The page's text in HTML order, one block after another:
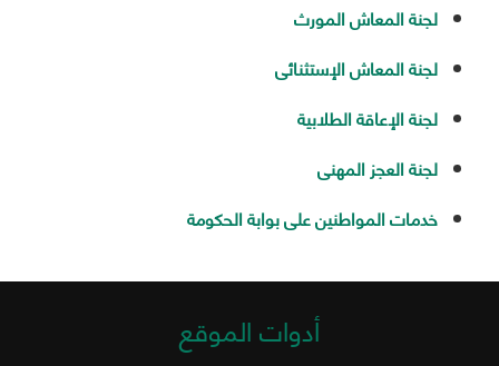
لجنة المعاش المورث
لجنة المعاش الإستثنائى
لجنة الإعاقة الطلابية
لجنة العجز المهنى
خدمات المواطنين على بوابة الحكومة
أدوات الموقع